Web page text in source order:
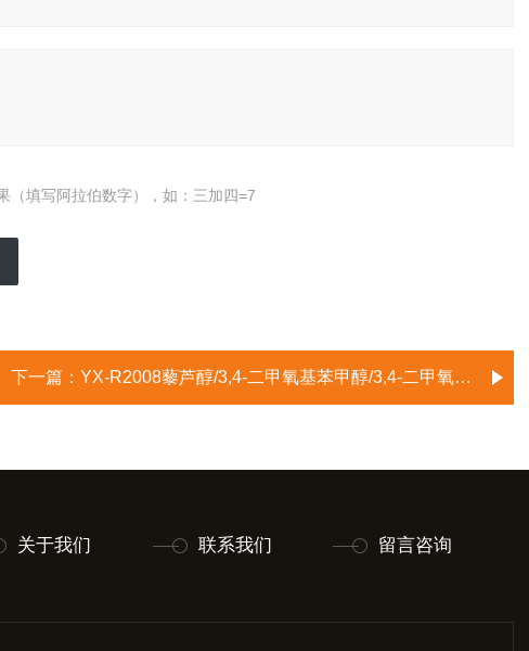
（填写阿拉伯数字），如：三加四=7
下一篇： YX-R2008藜芦醇/3,4-二甲氧基苯甲醇/3,4-二甲氧基苄醇/藜芦基醇/绿藜芦醇/3,4-二甲氧苯甲醇/3,4-二甲氧苄醇/Veratr
关于我们 联系我们 留言咨询